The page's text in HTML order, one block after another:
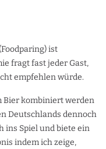
ist
fragt fast jeder Gast,
empfehlen würde.
Bier kombiniert werden
Deutschlands dennoch
ins Spiel und biete ein
indem ich zeige,